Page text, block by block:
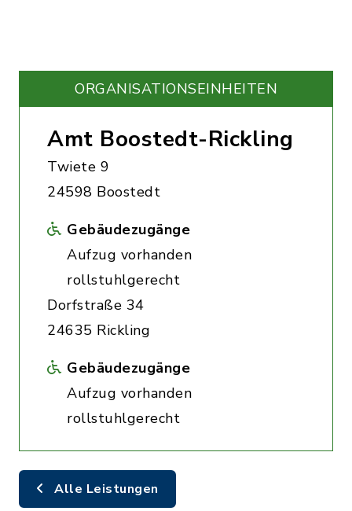
ORGANISATIONS­EINHEITEN
Amt Boostedt-Rickling
Twiete 9
24598 Boostedt
Gebäudezugänge
Aufzug vorhanden
rollstuhlgerecht
Dorfstraße 34
24635 Rickling
Gebäudezugänge
Aufzug vorhanden
rollstuhlgerecht
Alle Leistungen